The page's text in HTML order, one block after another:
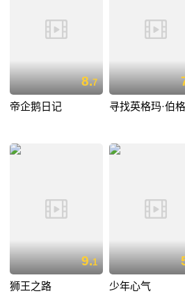
8.7
帝企鹅日记 寻找英格玛·伯
9.1
狮王之路 少年心气